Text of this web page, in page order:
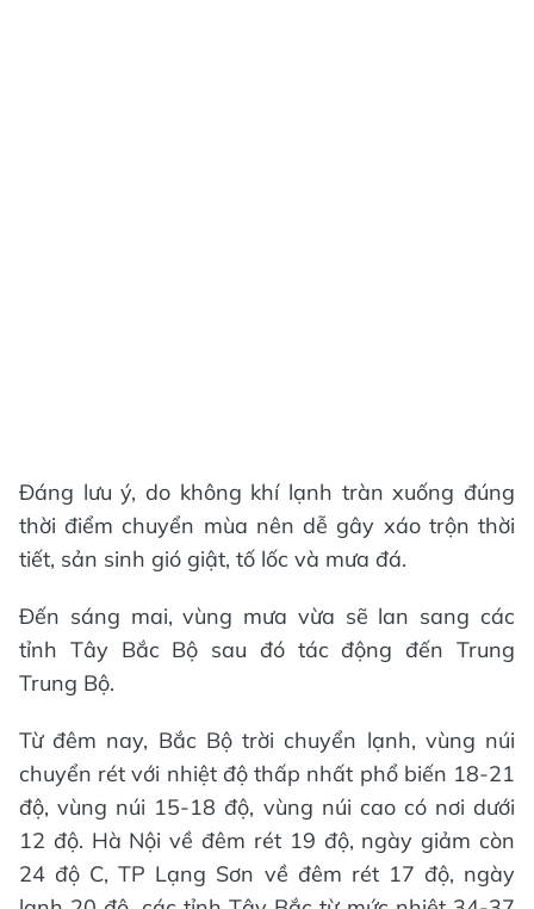
Đáng lưu ý, do không khí lạnh tràn xuống đúng
thời điểm chuyển mùa nên dễ gây xáo trộn thời
tiết, sản sinh gió giật, tố lốc và mưa đá.
Đến sáng mai, vùng mưa vừa sẽ lan sang các
tỉnh Tây Bắc Bộ sau đó tác động đến Trung
Trung Bộ.
Từ đêm nay, Bắc Bộ trời chuyển lạnh, vùng núi
chuyển rét với nhiệt độ thấp nhất phổ biến 18-21
độ, vùng núi 15-18 độ, vùng núi cao có nơi dưới
12 độ. Hà Nội về đêm rét 19 độ, ngày giảm còn
24 độ C, TP Lạng Sơn về đêm rét 17 độ, ngày